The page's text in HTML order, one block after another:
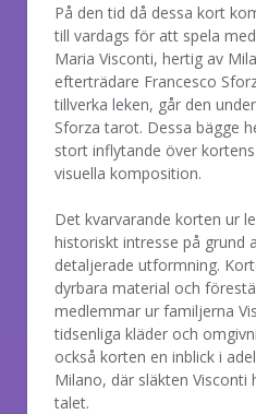
På den tid då dessa kort
till vardags för att spela
Maria Visconti, hertig av
efterträdare Francesco
tillverka leken, går den
Sforza tarot. Dessa bägge
stort inflytande över
visuella komposition.
Det kvarvarande korten ur
historiskt intresse på grund
detaljerade utformning.
dyrbara material och
medlemmar ur familjerna
tidsenliga kläder och
också korten en inblick i
Milano, där släkten Visconti
talet.